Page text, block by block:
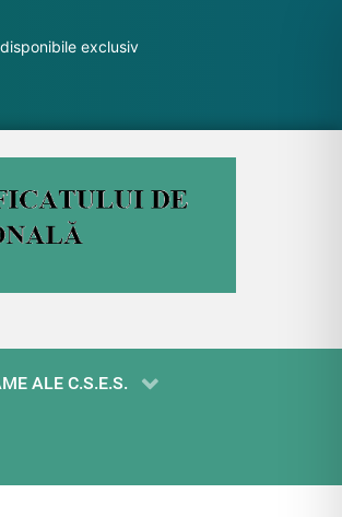
exclusiv
ALE C.S.E.S.